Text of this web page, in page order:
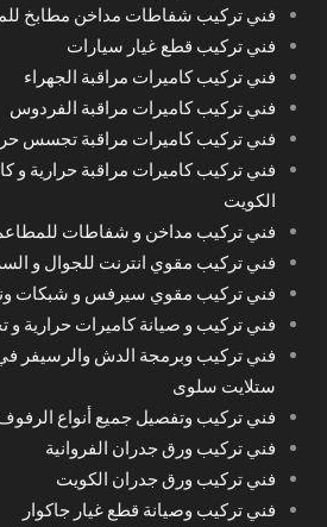
فني تركيب شفاطات مداخن مطابخ
فني تركيب قطع غيار سيارات
فني تركيب كاميرات مراقبة الجهراء
فني تركيب كاميرات مراقبة الفردوس
فني تركيب كاميرات مراقبة تجسس
فني تركيب كاميرات مراقبة حرارية و
الكويت
فني تركيب مداخن و شفاطات
فني تركيب مقوي انترنت للجوال و
فني تركيب مقوي سيرفس و شبكات
فني تركيب و صيانة كاميرات حرارية
فني تركيب وبرمجة الدش والرسيفر
ستلايت سلوى
فني تركيب وتفصيل جميع أنواع
فني تركيب ورق جدران الفروانية
فني تركيب ورق جدران الكويت
فني تركيب وصيانة قطع غيار جاكوار